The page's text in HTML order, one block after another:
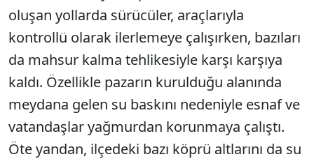
oluşan yollarda sürücüler, araçlarıyla
kontrollü olarak ilerlemeye çalışırken, bazıları
da mahsur kalma tehlikesiyle karşı karşıya
kaldı. Özellikle pazarın kurulduğu alanında
meydana gelen su baskını nedeniyle esnaf ve
vatandaşlar yağmurdan korunmaya çalıştı.
Öte yandan, ilçedeki bazı köprü altlarını da su